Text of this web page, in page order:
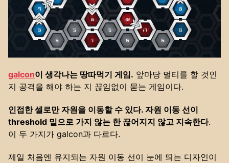
galcon이 생각나는 땅따먹기 게임. 앞마당 멀티를 할 것인
지 공격을 해야 하는 지 끊임없이 묻는 게임이다.
인접한 셀로만 자원을 이동할 수 있다. 자원 이동 선이
threshold 밑으로 가지 않는 한 끊어지지 않고 지속한다.
이 두 가지가 galcon과 다르다.
제일 처음엔 유지되는 자원 이동 선이 눈에 띄는 디자인이